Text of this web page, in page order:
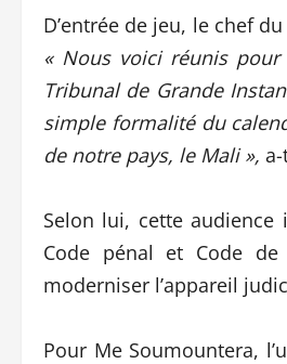
D’entrée de jeu, le chef
« Nous voici réunis
Tribunal de Grande
simple formalité du
de notre pays, le Mali »,
Selon lui, cette audience
Code pénal et Code
moderniser l’appareil
Pour Me Soumountera,